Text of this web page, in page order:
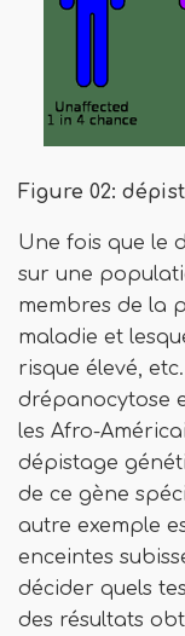
Figure 02:
Une fois que le
sur une
membres de la
maladie et
risque élevé,
drépanocytose
les Afro-
dépistage
de ce gène
autre exemple
enceintes
décider quels
des résultats